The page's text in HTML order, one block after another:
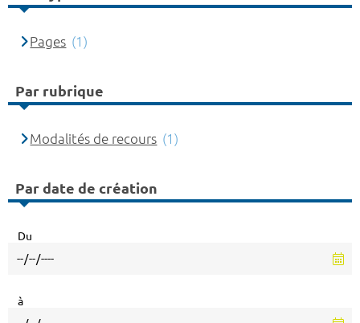
Pages (1)
Par rubrique
Modalités de recours (1)
Par date de création
Du
à